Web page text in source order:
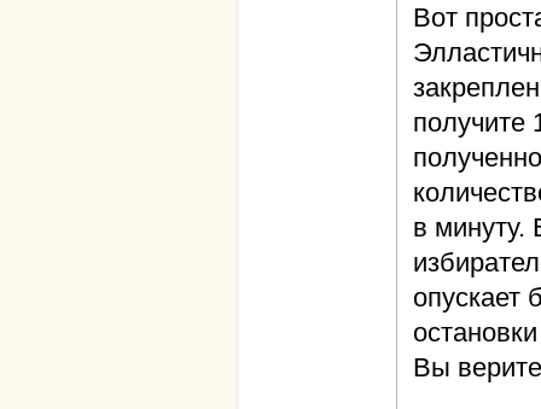
Вот
получите
в минуту.
опускает
Вы